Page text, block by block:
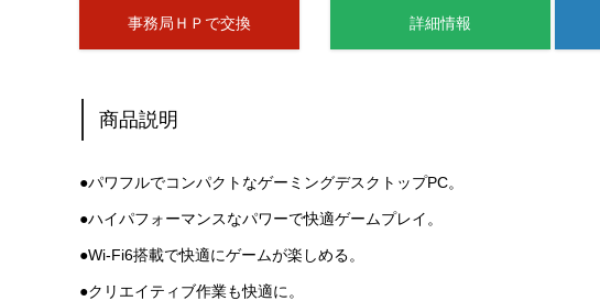
事務局ＨＰで交換 詳細情報
商品説明
●パワフルでコンパクトなゲーミングデスクトップPC。
●ハイパフォーマンスなパワーで快適ゲームプレイ。
●Wi-Fi6搭載で快適にゲームが楽しめる。
●クリエイティブ作業も快適に。